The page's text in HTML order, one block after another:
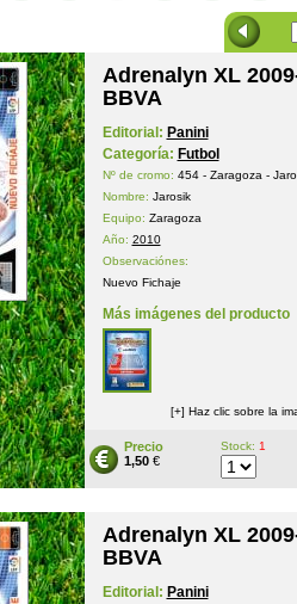
Adrenalyn XL
BBVA
Editorial: Panini
Categoría: Futbol
Nº de cromo: 454 - Zaragoza -
Nombre: Jarosik
Equipo: Zaragoza
Año: 2010
Observaciónes:
Nuevo Fichaje
Más imágenes del producto
[+] Haz clic sobre la
Precio
1,50€
Stock: 1
Adrenalyn XL
BBVA
Editorial: Panini